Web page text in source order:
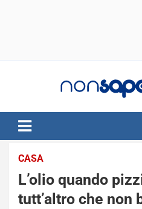
CASA
L’olio quando
tutt’altro che non